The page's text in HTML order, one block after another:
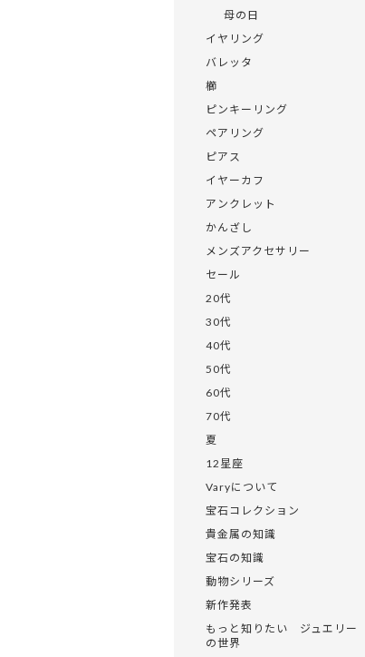
母の日
イヤリング
バレッタ
櫛
ピンキーリング
ペアリング
ピアス
イヤーカフ
アンクレット
かんざし
メンズアクセサリー
セール
20代
30代
40代
50代
60代
70代
夏
12星座
Varyについて
宝石コレクション
貴金属の知識
宝石の知識
動物シリーズ
新作発表
もっと知りたい ジュエリー
の世界